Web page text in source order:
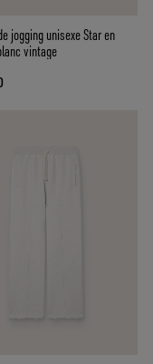
jogging unisexe Star en
vintage